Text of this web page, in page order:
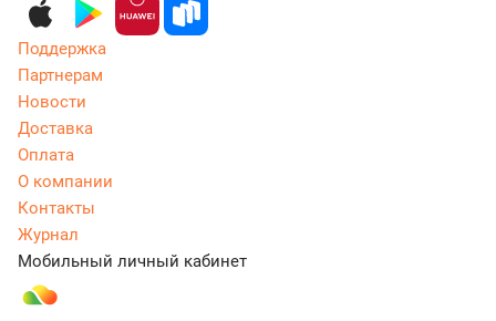
Поддержка
Партнерам
Новости
Доставка
Оплата
О компании
Контакты
Журнал
Мобильный личный кабинет